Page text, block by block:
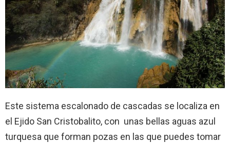
Este sistema escalonado de cascadas se localiza en
el Ejido San Cristobalito, con unas bellas aguas azul
turquesa que forman pozas en las que puedes tomar